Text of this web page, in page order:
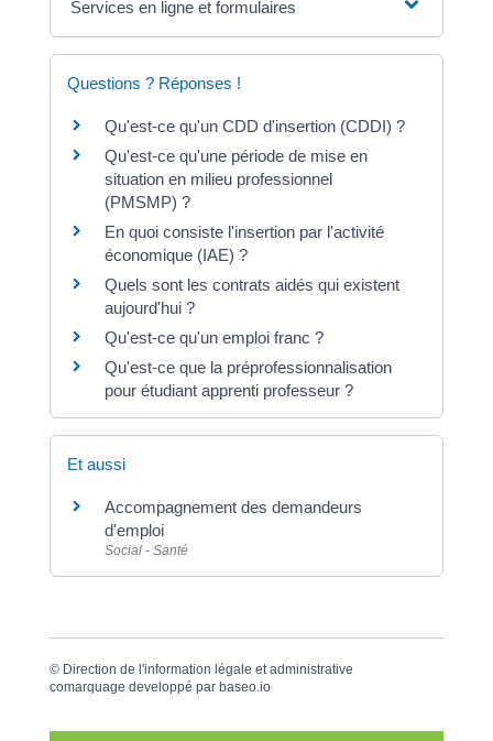
Services en ligne et formulaires
Questions ? Réponses !
Qu'est-ce qu'un CDD d'insertion (CDDI) ?
Qu'est-ce qu'une période de mise en
situation en milieu professionnel
(PMSMP) ?
En quoi consiste l'insertion par l'activité
économique (IAE) ?
Quels sont les contrats aidés qui existent
aujourd'hui ?
Qu'est-ce qu'un emploi franc ?
Qu'est-ce que la préprofessionnalisation
pour étudiant apprenti professeur ?
Et aussi
Accompagnement des demandeurs
d'emploi
Social - Santé
© Direction de l'information légale et administrative
comarquage developpé par baseo.io